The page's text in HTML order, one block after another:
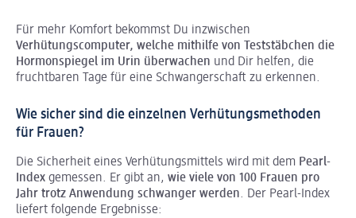
Für mehr Komfort bekommst Du inzwischen
Verhütungscomputer, welche mithilfe von Teststäbchen die
Hormonspiegel im Urin überwachen und Dir helfen, die
fruchtbaren Tage für eine Schwangerschaft zu erkennen.
Wie sicher sind die einzelnen Verhütungsmethoden
für Frauen?
Die Sicherheit eines Verhütungsmittels wird mit dem Pearl-
Index gemessen. Er gibt an, wie viele von 100 Frauen pro
Jahr trotz Anwendung schwanger werden. Der Pearl-Index
liefert folgende Ergebnisse: